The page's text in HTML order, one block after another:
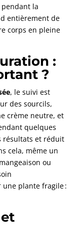
la
entièrement de
corps en pleine
:
?
, le suivi est
des sourcils,
crème neutre, et
quelques
résultats et réduit
cela, même un
ou
une plante fragile :